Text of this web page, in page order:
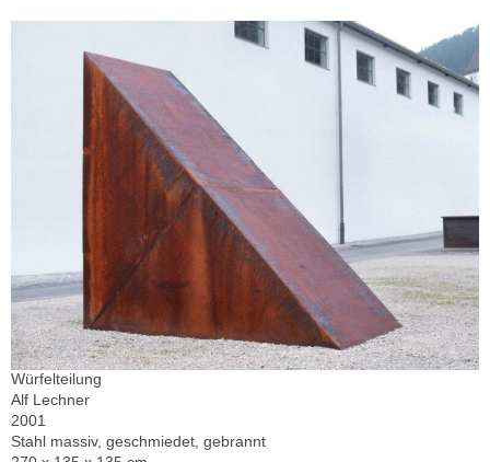
Würfelteilung
Alf Lechner
2001
Stahl massiv, geschmiedet, gebrannt